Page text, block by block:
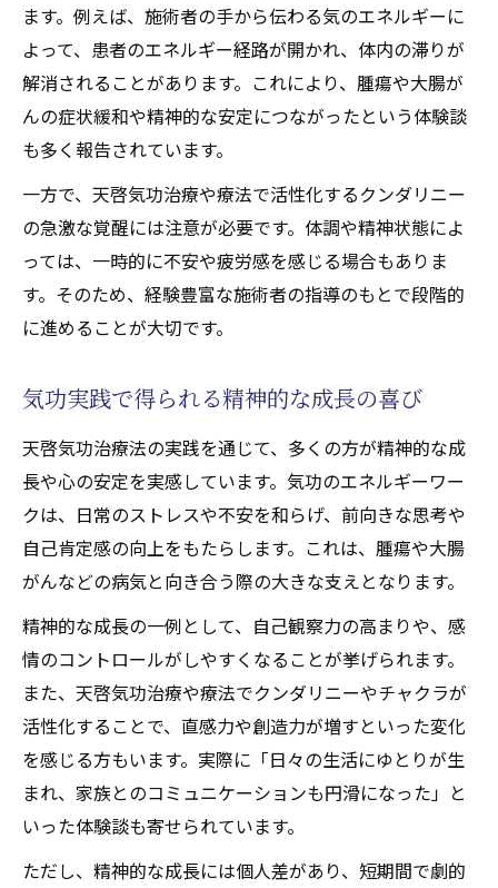
ます。例えば、施術者の手から伝わる気のエネルギーに
よって、患者のエネルギー経路が開かれ、体内の滞りが
解消されることがあります。これにより、腫瘍や大腸が
んの症状緩和や精神的な安定につながったという体験談
も多く報告されています。
一方で、天啓気功治療や療法で活性化するクンダリニー
の急激な覚醒には注意が必要です。体調や精神状態によ
っては、一時的に不安や疲労感を感じる場合もありま
す。そのため、経験豊富な施術者の指導のもとで段階的
に進めることが大切です。
気功実践で得られる精神的な成長の喜び
天啓気功治療法の実践を通じて、多くの方が精神的な成
長や心の安定を実感しています。気功のエネルギーワー
クは、日常のストレスや不安を和らげ、前向きな思考や
自己肯定感の向上をもたらします。これは、腫瘍や大腸
がんなどの病気と向き合う際の大きな支えとなります。
精神的な成長の一例として、自己観察力の高まりや、感
情のコントロールがしやすくなることが挙げられます。
また、天啓気功治療や療法でクンダリニーやチャクラが
活性化することで、直感力や創造力が増すといった変化
を感じる方もいます。実際に「日々の生活にゆとりが生
まれ、家族とのコミュニケーションも円滑になった」と
いった体験談も寄せられています。
ただし、精神的な成長には個人差があり、短期間で劇的